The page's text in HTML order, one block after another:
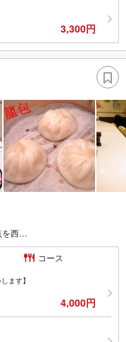
3,300円
を西…
コース
ます】
4,000円